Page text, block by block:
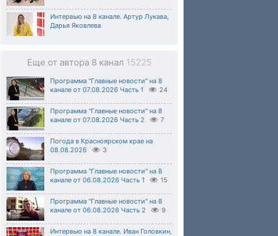
Интервью на 8 канале. Артур Лукава,
Дарья Яковлева
Еще от автора 8 канал 15225
Программа "Главные новости" на 8
канале от 07.08.2026 Часть 1
24
Программа "Главные новости" на 8
канале от 07.08.2026 Часть 2
7
Погода в Красноярском крае на
08.08.2026
3
Программа "Главные новости" на 8
канале от 06.08.2026 Часть 1
15
Программа "Главные новости" на 8
канале от 06.08.2026 Часть 2
9
Интервью на 8 канале. Иван Головкин,